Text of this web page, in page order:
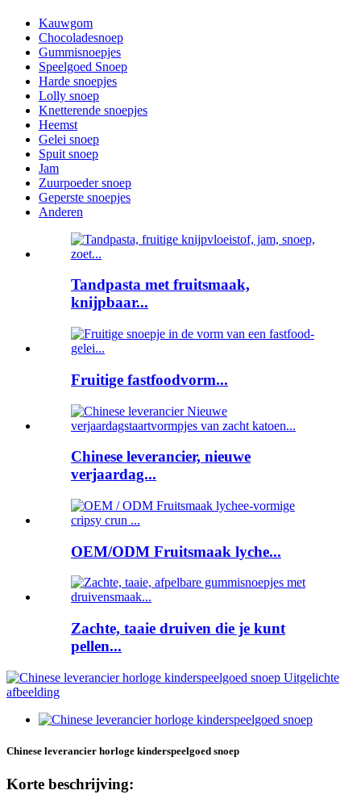
Kauwgom
Chocoladesnoep
Gummisnoepjes
Speelgoed Snoep
Harde snoepjes
Lolly snoep
Knetterende snoepjes
Heemst
Gelei snoep
Spuit snoep
Jam
Zuurpoeder snoep
Geperste snoepjes
Anderen
Tandpasta met fruitsmaak,
knijpbaar...
Fruitige fastfoodvorm...
Chinese leverancier, nieuwe
verjaardag...
OEM/ODM Fruitsmaak lyche...
Zachte, taaie druiven die je kunt
pellen...
Chinese leverancier horloge kinderspeelgoed snoep
Korte beschrijving: